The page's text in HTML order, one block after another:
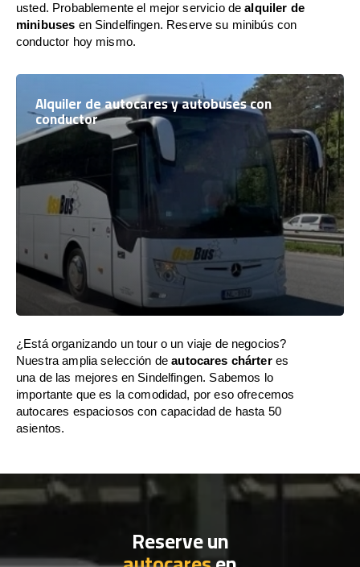
usted. Probablemente el mejor servicio dealquiler de
minibuses en Sindelfingen. Reserve su minibús con
conductor hoy mismo.
Alquiler de autocares y autobuses con
conductor
¿Está organizando un tour o un viaje de negocios?
Nuestra amplia selección deautocares chárteres
una de las mejores en Sindelfingen. Sabemos lo
importante que es la comodidad, por eso ofrecemos
autocares espaciosos con capacidad de hasta 50
asientos.
Reserve un